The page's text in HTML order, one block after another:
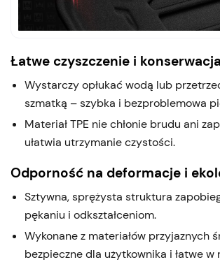
Łatwe czyszczenie i konserwacja
Wystarczy opłukać wodą lub
szmatką – szybka i bezproblemowa
Materiał TPE nie chłonie brudu ani
ułatwia utrzymanie czystości.
Odporność na deformacje i
Sztywna, sprężysta struktura
pękaniu i odkształceniom.
Wykonane z materiałów przyjaznych
bezpieczne dla użytkownika i łatwe w